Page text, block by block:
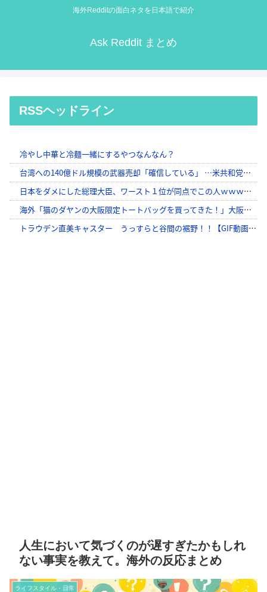
海外Redditの面白ネタを日本語で紹介
Ask Reddit まとめ
RSSヘッドライン
人生において気づくのが遅すぎたかもしれ
ない事実を教えて。海外の反応まとめ
ライフスタイル・日常